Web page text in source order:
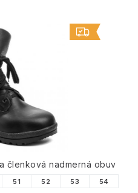
členková nadmerná obuv
51 52 53 54